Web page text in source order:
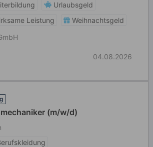
Urlaubsgeld
Leistung
Weihnachtsgeld
04.08.2026
(m/w/d)